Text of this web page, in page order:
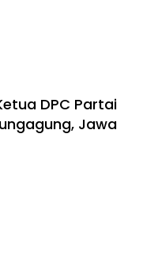
DPC Partai
Jawa